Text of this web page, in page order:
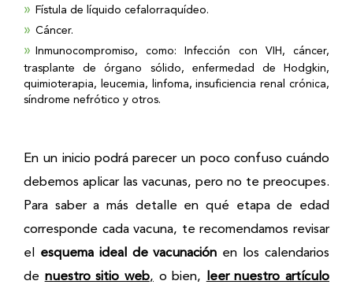
Fístula de líquido cefalorraquídeo.
Cáncer.
Inmunocompromiso, como: Infección con VIH, cáncer,
trasplante de órgano sólido, enfermedad de Hodgkin,
quimioterapia, leucemia, linfoma, insuficiencia renal crónica,
síndrome nefrótico y otros.
En un inicio podrá parecer un poco confuso cuándo
debemos aplicar las vacunas, pero no te preocupes.
Para saber a más detalle en qué etapa de edad
corresponde cada vacuna, te recomendamos revisar
el esquema ideal de vacunación en los calendarios
de nuestro sitio web, o bien,
leer nuestro artículo